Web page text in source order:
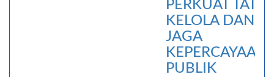
PERKUAT TATA
KELOLA DAN
JAGA
KEPERCAYAAN
PUBLIK